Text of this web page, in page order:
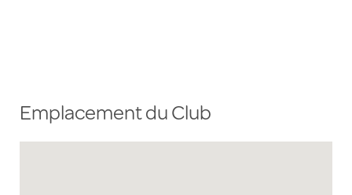
Emplacement du Club